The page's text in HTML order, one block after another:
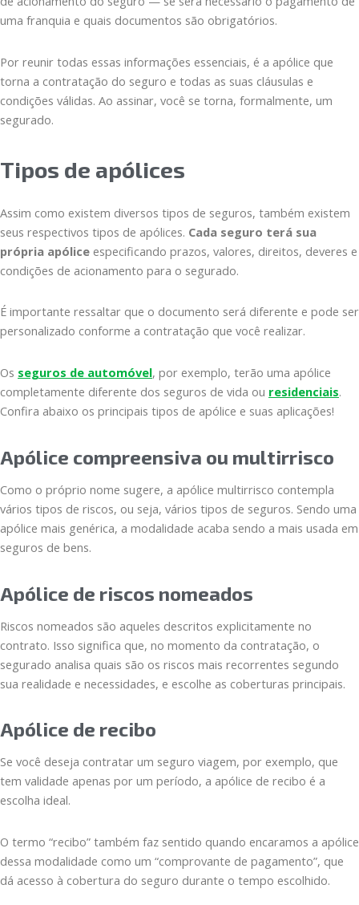
uma franquia e quais documentos são obrigatórios.
Por reunir todas essas informações essenciais, é a apólice que
torna a contratação do seguro e todas as suas cláusulas e
condições válidas. Ao assinar, você se torna, formalmente, um
segurado.
Tipos de apólices
Assim como existem diversos tipos de seguros, também existem
seus respectivos tipos de apólices. Cada seguro terá sua
própria apólice especificando prazos, valores, direitos, deveres e
condições de acionamento para o segurado.
É importante ressaltar que o documento será diferente e pode ser
personalizado conforme a contratação que você realizar.
Os seguros de automóvel, por exemplo, terão uma apólice
completamente diferente dos seguros de vida ou residenciais.
Confira abaixo os principais tipos de apólice e suas aplicações!
Apólice compreensiva ou multirrisco
Como o próprio nome sugere, a apólice multirrisco contempla
vários tipos de riscos, ou seja, vários tipos de seguros. Sendo uma
apólice mais genérica, a modalidade acaba sendo a mais usada em
seguros de bens.
Apólice de riscos nomeados
Riscos nomeados são aqueles descritos explicitamente no
contrato. Isso significa que, no momento da contratação, o
segurado analisa quais são os riscos mais recorrentes segundo
sua realidade e necessidades, e escolhe as coberturas principais.
Apólice de recibo
Se você deseja contratar um seguro viagem, por exemplo, que
tem validade apenas por um período, a apólice de recibo é a
escolha ideal.
O termo “recibo” também faz sentido quando encaramos a apólice
dessa modalidade como um “comprovante de pagamento”, que
dá acesso à cobertura do seguro durante o tempo escolhido.